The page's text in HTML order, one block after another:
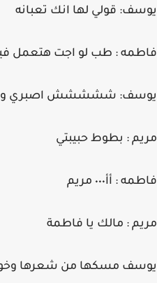
يوسف: قولي لها انك تعبانه
فاطمه : طب لو اجت هتعمل
يوسف: ششششش اصبري
مريم : بطوط حبيبتي
فاطمه : أأ٠٠٠ مريم
مريم : مالك يا فاطمة
يوسف مسكها من شعرها